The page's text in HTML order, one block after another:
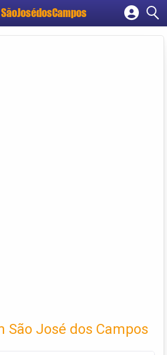
SãoJosédosCampos
Cadastrar empresa
São José dos Campos